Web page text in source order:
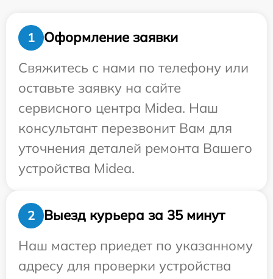
1
Оформление заявки
Свяжитесь с нами по телефону или
оставьте заявку на сайте
сервисного центра Midea. Наш
консультант перезвонит Вам для
уточнения деталей ремонта Вашего
устройства Midea.
2
Выезд курьера за 35 минут
Наш мастер приедет по указанному
адресу для проверки устройства